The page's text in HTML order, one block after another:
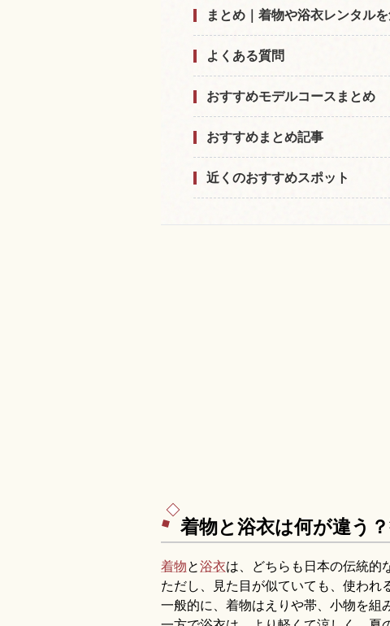
まとめ｜着物や浴衣レンタル
よくある質問
おすすめモデルコースまとめ
おすすめまとめ記事
近くのおすすめスポット
着物と浴衣は何が違う
着物と浴衣は、どちらも日本の伝統的
ただし、見た目が似ていても、使われ
一般的に、着物はえりや帯、小物を組